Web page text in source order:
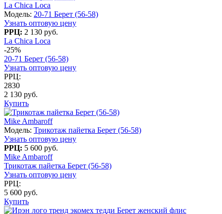
La Chica Loca
Модель: 20-71 Берет (56-58)
Узнать оптовую цену
РРЦ: 2 130 руб.
La Chica Loca
-25%
20-71 Берет (56-58)
Узнать оптовую цену
РРЦ:
2830
2 130 руб.
Купить
Mike Ambaroff
Модель: Трикотаж пайетка Берет (56-58)
Узнать оптовую цену
РРЦ: 5 600 руб.
Mike Ambaroff
Трикотаж пайетка Берет (56-58)
Узнать оптовую цену
РРЦ:
5 600 руб.
Купить